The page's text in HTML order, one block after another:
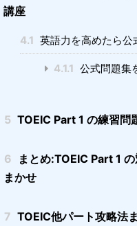
講座
4.1 英語力を高めたら公
4.1.1 公式問題集
5 TOEIC Part 1 の練習問
6
まとめ:TOEIC Part 1
まかせ
7 TOEIC他パート攻略法